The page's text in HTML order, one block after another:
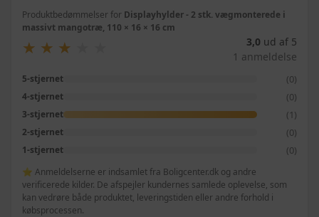
Produktbedømmelser for Displayhylder - 2 stk. vægmonterede i
massivt mangotræ, 110 × 16 × 16 cm
★
★ ★
★ ★
★ 3,0 ud af 5
1 anmeldelse
5-stjernet (0)
4-stjernet (0)
3-stjernet (1)
2-stjernet (0)
1-stjernet (0)
⭐ Anmeldelserne er indsamlet fra Boligcenter.dk og andre
verificerede kilder. De afspejler kundernes samlede oplevelse, som
kan vedrøre både produktet, leveringstiden eller andre forhold i
købsprocessen.